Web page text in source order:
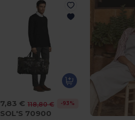
7,83 € 118,80 € -93%
SOL'S 70900